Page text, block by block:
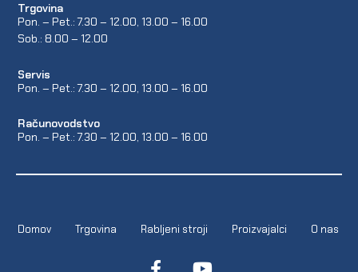
Trgovina
Pon. – Pet.: 7.30 – 12.00, 13.00 – 16.00
Sob.: 8.00 – 12.00
Servis
Pon. – Pet.: 7.30 – 12.00, 13.00 – 16.00
Računovodstvo
Pon. – Pet.: 7.30 – 12.00, 13.00 – 16.00
Domov Trgovina Rabljeni stroji Proizvajalci O nas